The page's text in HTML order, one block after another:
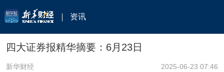
资讯
四大证券报精华摘要：6月23日
新华财经 2025-06-23 07:46